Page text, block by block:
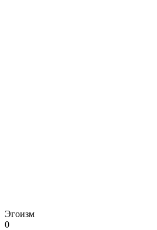
Эгоизм
0